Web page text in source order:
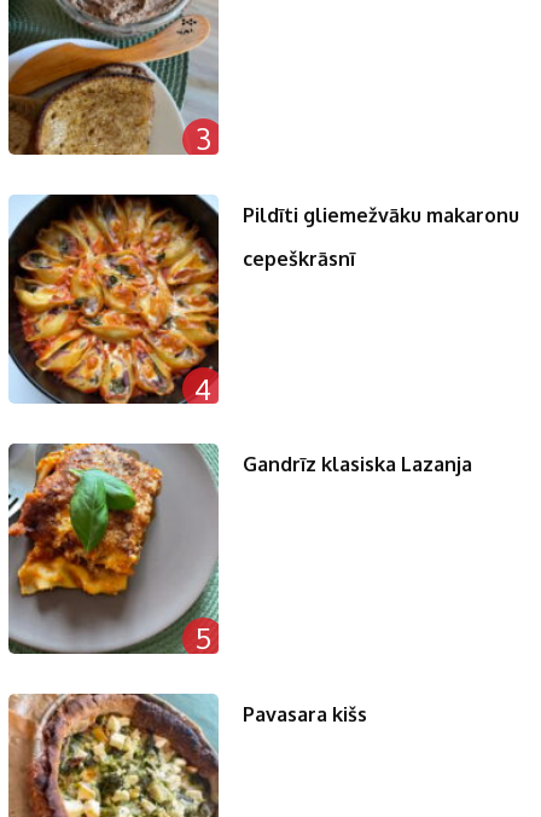
3
4
Pildīti gliemežvāku makaronu
cepeškrāsnī
5
Gandrīz klasiska Lazanja
Pavasara kišs